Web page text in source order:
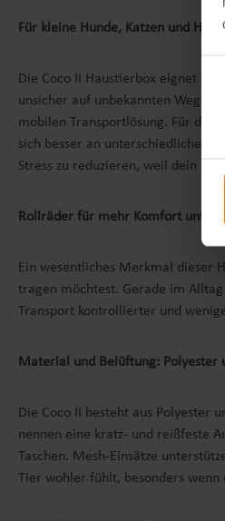
Für kleine Hunde, Katzen und
Die Coco II Haustierbox eignet
unsicher auf unbekannten
mobilen Transportlösung. Für
sich besser an unterschiedliche
Stress zu reduzieren, weil dein
Rollräder für mehr Komfort
Ein wesentliches Merkmal dieser
tragen möchtest. Gerade im
Transport kontrollierter und
Material und Belüftung: Polyester
Die Coco II besteht aus Polyester
nennen eine kratz- und reißfeste
Taschen. Mesh-Einsätze
Tier wohler fühlt, besonders wenn